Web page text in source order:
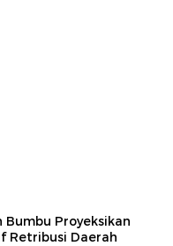
Bumbu Proyeksikan
Retribusi Daerah